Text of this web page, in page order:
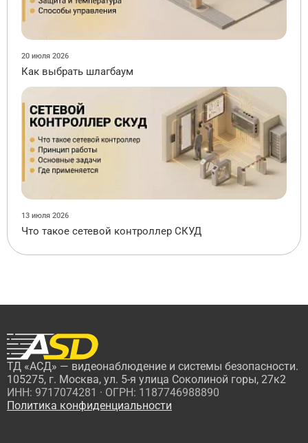
20 июля 2026
Как выбрать шлагбаум
13 июля 2026
Что такое сетевой контроллер СКУД
ТД «АСД» — видеонаблюдение и системы безопасности.
105275, г. Москва, ул. 5-я улица Соколиной горы, 27к2
ИНН: 9717074281 · ОГРН: 1187746988890
Политика конфиденциальности